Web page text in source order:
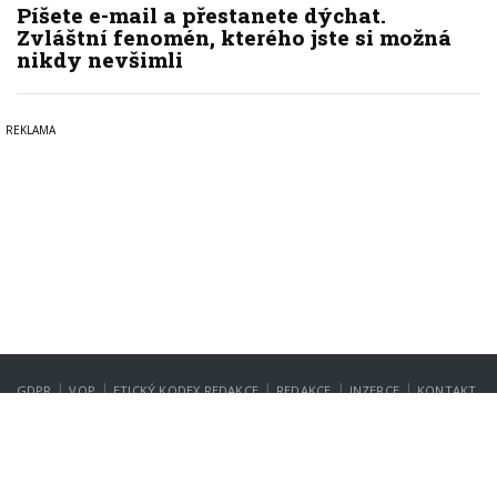
Píšete e-mail a přestanete dýchat.
Zvláštní fenomén, kterého jste si možná
nikdy nevšimli
GDPR | VOP | ETICKÝ KODEX REDAKCE | REDAKCE | INZERCE | KONTAKT